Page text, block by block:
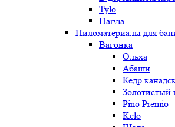
Tylo
Harvia
Пиломатериалы для
Вагонка
Ольха
Абаши
Кедр
Золотистый
Pino Premio
Kelo